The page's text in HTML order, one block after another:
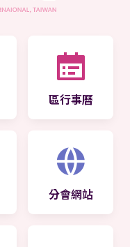
區行事曆
分會網站